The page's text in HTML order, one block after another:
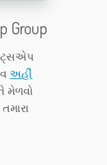
Group
અહીં
મેળવો